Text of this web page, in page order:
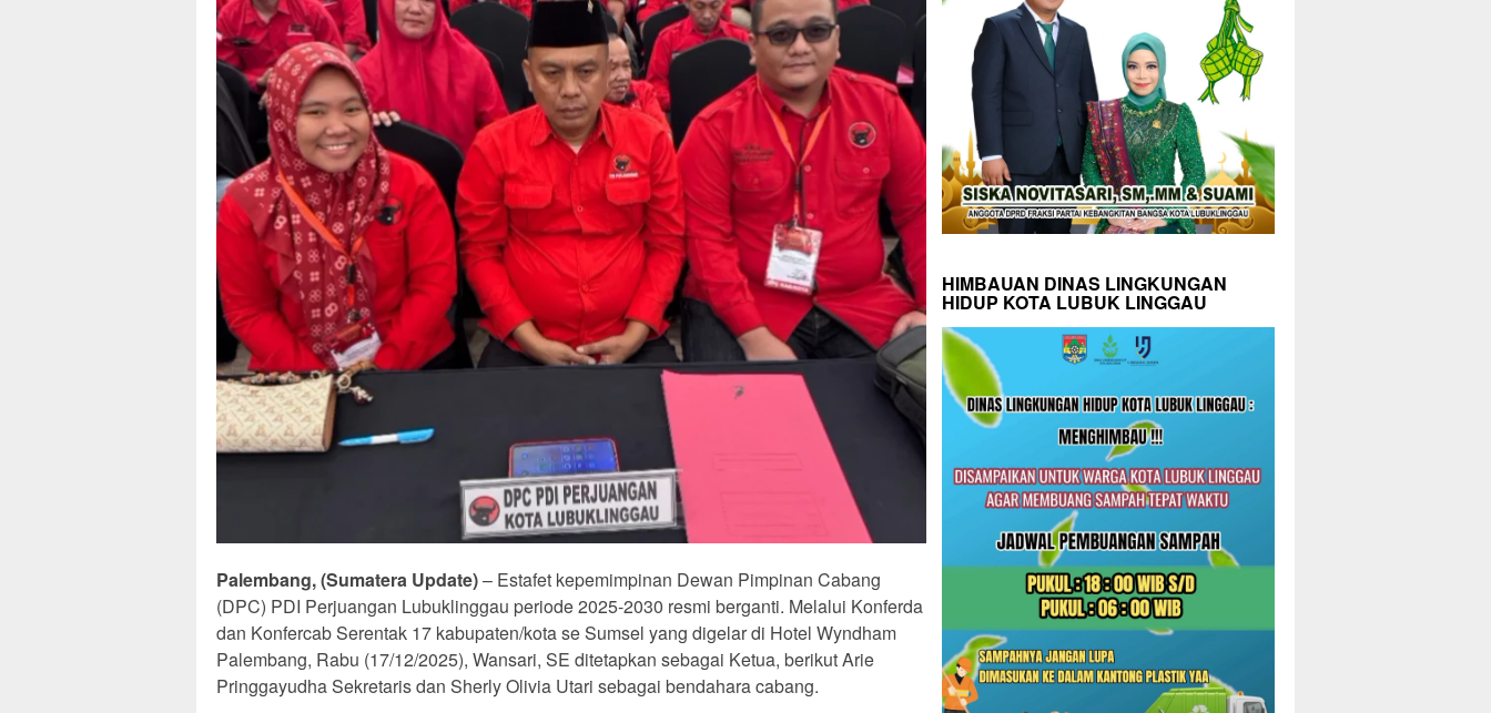
Palembang, (Sumatera Update)– Estafet kepemimpinan Dewan Pimpinan Cabang
(DPC) PDI Perjuangan Lubuklinggau periode 2025-2030 resmi berganti. Melalui Konferda
dan Konfercab Serentak 17 kabupaten/kota se Sumsel yang digelar di Hotel Wyndham
Palembang, Rabu (17/12/2025), Wansari, SE ditetapkan sebagai Ketua, berikut Arie
Pringgayudha Sekretaris dan Sherly Olivia Utari sebagai bendahara cabang.
HIMBAUAN DINAS LINGKUNGAN
HIDUP KOTA LUBUK LINGGAU